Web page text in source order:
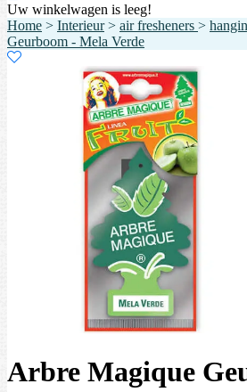
Uw winkelwagen is leeg!
Home > Interieur> air fresheners >
Geurboom - Mela Verde
Arbre Magique